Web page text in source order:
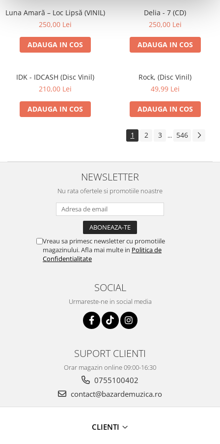
Luna Amară – Loc Lipsă (VINIL)
250,00 Lei
ADAUGA IN COS
Delia - 7 (CD)
250,00 Lei
ADAUGA IN COS
IDK - IDCASH (Disc Vinil)
210,00 Lei
ADAUGA IN COS
Rock, (Disc Vinil)
49,99 Lei
ADAUGA IN COS
1 2 3 ... 546
NEWSLETTER
Nu rata ofertele si promotiile noastre
Vreau sa primesc newsletter cu promotiile
magazinului. Afla mai multe in Politica de
Confidentialitate
SOCIAL
Urmareste-ne in social media
SUPORT CLIENTI
Orar magazin online 09:00-16:30
0755100402
contact@bazardemuzica.ro
CLIENTI